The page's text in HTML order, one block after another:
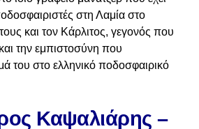
στη Λαμία στο
και τον Κάρλιτος, γεγονός που
την εμπιστοσύνη που
του στο ελληνικό ποδοσφαιρικό
Καψαλιάρης –